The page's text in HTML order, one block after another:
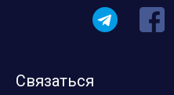
Связаться